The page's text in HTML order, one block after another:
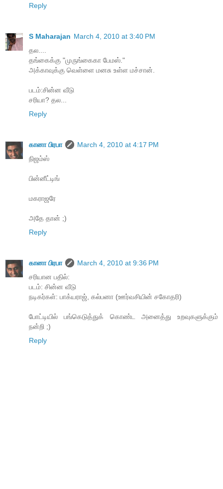
Reply
S Maharajan March 4, 2010 at 3:40 PM
தல....
தங்கைக்கு "முருங்கைகா பேமஸ்."
அக்காவுக்கு வெள்ளை மனசு உள்ள மச்சான்.
படம்:சின்ன வீடு
சரியா? தல...
Reply
கானா பிரபா
March 4, 2010 at 4:17 PM
நிஜம்ஸ்
பின்னீட்டிங்
மகராஜரே
அதே தான் ;)
Reply
கானா பிரபா
March 4, 2010 at 9:36 PM
சரியான பதில்:
படம்: சின்ன வீடு
நடிகர்கள்: பாக்யராஜ், கல்பனா (ஊர்வசியின் சகோதரி)
போட்டியில் பங்கெடுத்துக் கொண்ட அனைத்து உறவுகளுக்கும்
நன்றி ;)
Reply